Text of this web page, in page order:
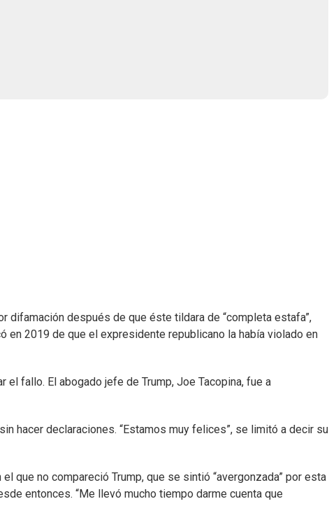
difamación después de que éste tildara de “completa estafa”,
en 2019 de que el expresidente republicano la había violado en
el fallo. El abogado jefe de Trump, Joe Tacopina, fue a
hacer declaraciones. “Estamos muy felices”, se limitó a decir su
que no compareció Trump, que se sintió “avergonzada” por esta
entonces. “Me llevó mucho tiempo darme cuenta que